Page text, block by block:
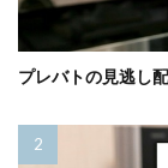
プレバトの見逃し